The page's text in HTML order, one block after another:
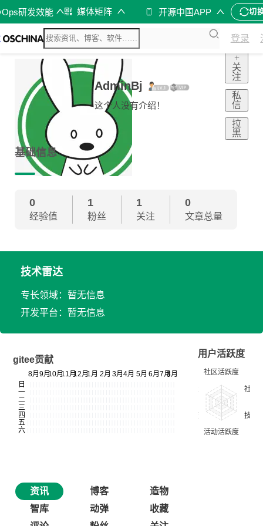
研发效能 媒体矩阵 开源中国APP 切
登录
AdminBj
这个人没有介绍！
+
关
注
私
信
拉
黑
基础信息
0
经验值
1
粉丝
1
关注
0
文章总量
技术雷达
专长领域：暂无信息
开发平台：暂无信息
gitee贡献
用户活跃度
资讯 博客
造物
智库
动弹
收藏